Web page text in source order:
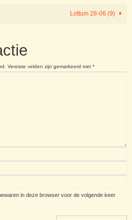
Lottum 28-06 (9)
Vereiste velden zijn gemarkeerd met *
in deze browser voor de volgende keer